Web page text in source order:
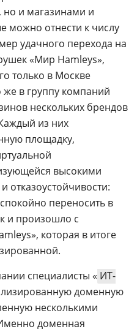
и магазинами и
можно отнести к числу
удачного перехода на
«Мир Hamleys»,
только в Москве
же в группу компаний
нескольких брендов
из них
площадку,
высокими
отказоустойчивости:
переносить в
и произошло с
которая в итоге
специалисты « ИТ-
доменную
несколькими
доменная